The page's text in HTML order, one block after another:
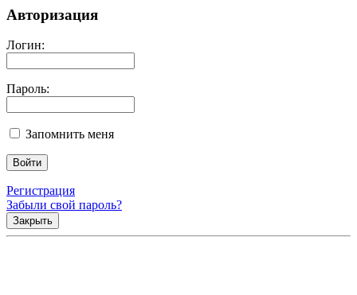
Авторизация
Логин:
Пароль:
Запомнить меня
Регистрация
Забыли свой пароль?
Закрыть